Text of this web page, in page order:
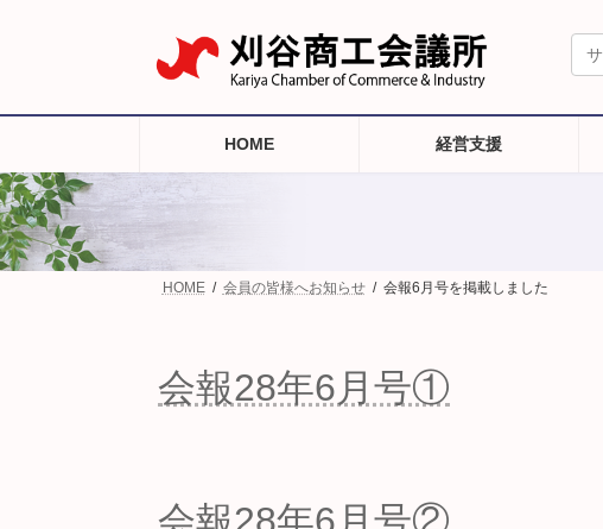
ツ
キ
ッ
プ
シ
に
移
動
HOME 経営支援
HOME 会員の皆様へお知らせ 会報6月号を掲載しました
会報28年6月号①